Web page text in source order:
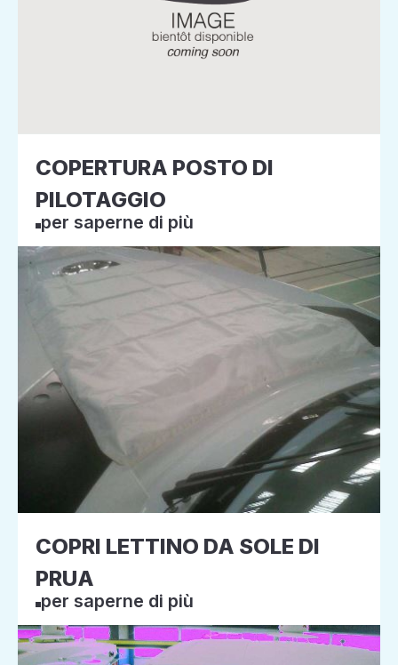
COPERTURA POSTO DI
PILOTAGGIO
per saperne di più
COPRI LETTINO DA SOLE DI
PRUA
per saperne di più